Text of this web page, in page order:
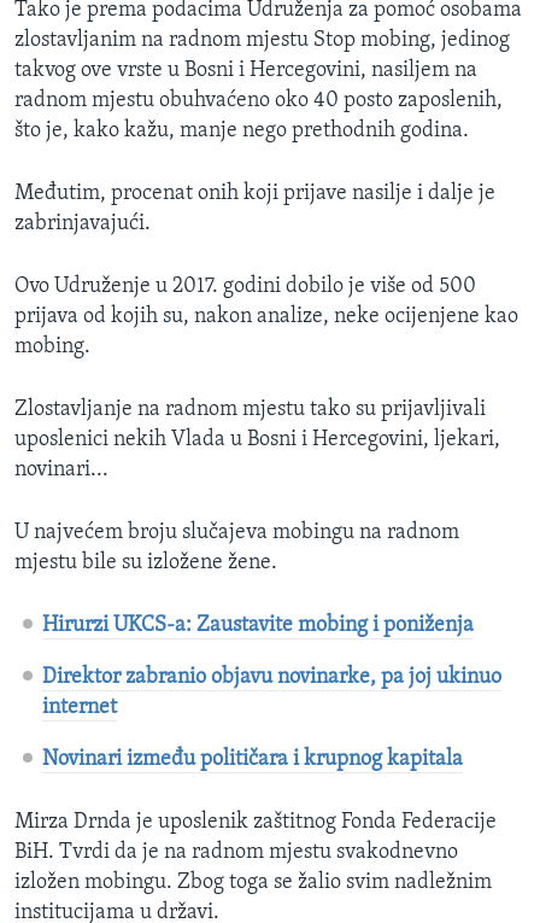
Tako je prema podacima Udruženja za pomoć osobama
zlostavljanim na radnom mjestu Stop mobing, jedinog
takvog ove vrste u Bosni i Hercegovini, nasiljem na
radnom mjestu obuhvaćeno oko 40 posto zaposlenih,
što je, kako kažu, manje nego prethodnih godina.
Međutim, procenat onih koji prijave nasilje i dalje je
zabrinjavajući.
Ovo Udruženje u 2017. godini dobilo je više od 500
prijava od kojih su, nakon analize, neke ocijenjene kao
mobing.
Zlostavljanje na radnom mjestu tako su prijavljivali
uposlenici nekih Vlada u Bosni i Hercegovini, ljekari,
novinari...
U najvećem broju slučajeva mobingu na radnom
mjestu bile su izložene žene.
Hirurzi UKCS-a: Zaustavite mobing i poniženja
Direktor zabranio objavu novinarke, pa joj ukinuo
internet
Novinari između političara i krupnog kapitala
Mirza Drnda je uposlenik zaštitnog Fonda Federacije
BiH. Tvrdi da je na radnom mjestu svakodnevno
izložen mobingu. Zbog toga se žalio svim nadležnim
institucijama u državi.